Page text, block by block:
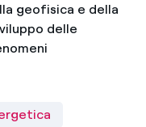
geofisica e della
delle